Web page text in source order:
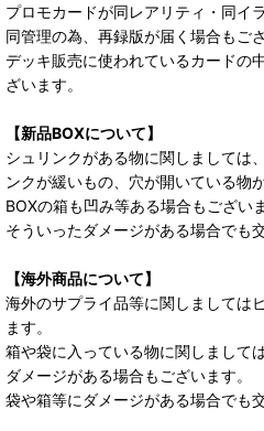
プロモカードが同レアリティ・同イ
同管理の為、再録版が届く場合もご
デッキ販売に使われているカードの
ざいます。
【新品BOXについて】
シュリンクがある物に関しましては
ンクが緩いもの、穴が開いている物
BOXの箱も凹み等ある場合もございま
そういったダメージがある場合でも
【海外商品について】
海外のサプライ品等に関しましては
ます。
箱や袋に入っている物に関しまして
ダメージがある場合もございます。
袋や箱等にダメージがある場合でも